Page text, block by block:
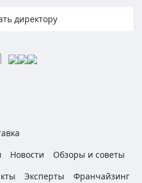
директору
Новости
Обзоры и советы
Эксперты
Франчайзинг